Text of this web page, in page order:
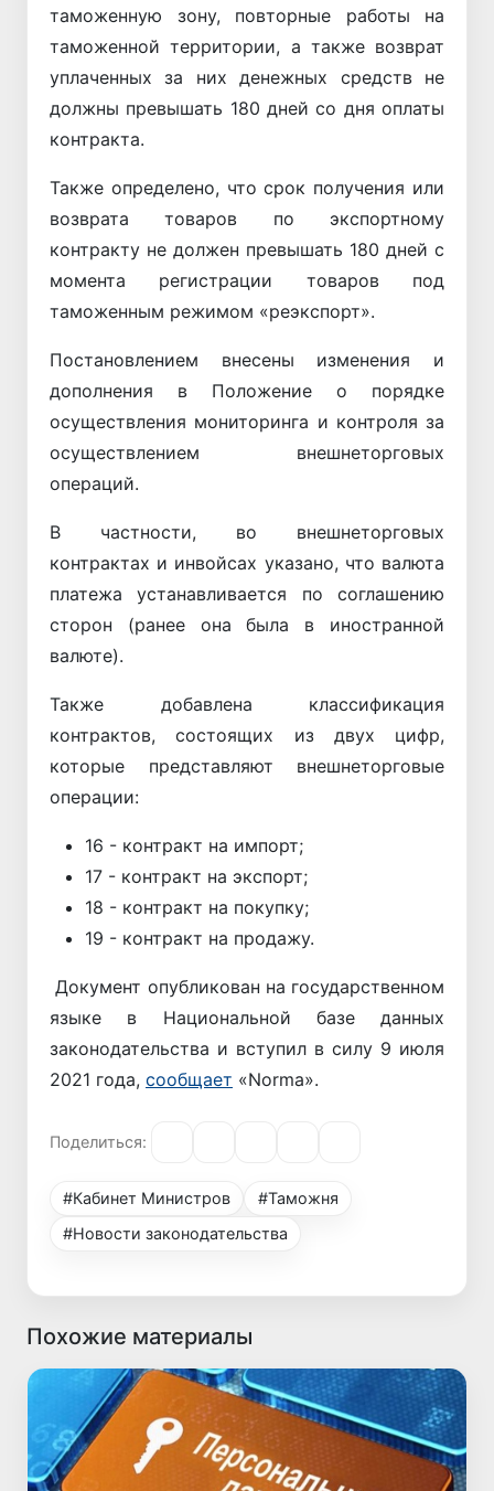
таможенную зону, повторные работы на
таможенной территории, а также возврат
уплаченных за них денежных средств не
должны превышать 180 дней со дня оплаты
контракта.
Также определено, что срок получения или
возврата товаров по экспортному
контракту не должен превышать 180 дней с
момента регистрации товаров под
таможенным режимом «реэкспорт».
Постановлением внесены изменения и
дополнения в Положение о порядке
осуществления мониторинга и контроля за
осуществлением внешнеторговых
операций.
В частности, во внешнеторговых
контрактах и инвойсах указано, что валюта
платежа устанавливается по соглашению
сторон (ранее она была в иностранной
валюте).
Также добавлена классификация
контрактов, состоящих из двух цифр,
которые представляют внешнеторговые
операции:
16 - контракт на импорт;
17 - контракт на экспорт;
18 - контракт на покупку;
19 - контракт на продажу.
Документ опубликован на государственном
языке в Национальной базе данных
законодательства и вступил в силу 9 июля
2021 года, сообщает «Norma».
Поделиться:
#Кабинет Министров
#Таможня
#Новости законодательства
Похожие материалы